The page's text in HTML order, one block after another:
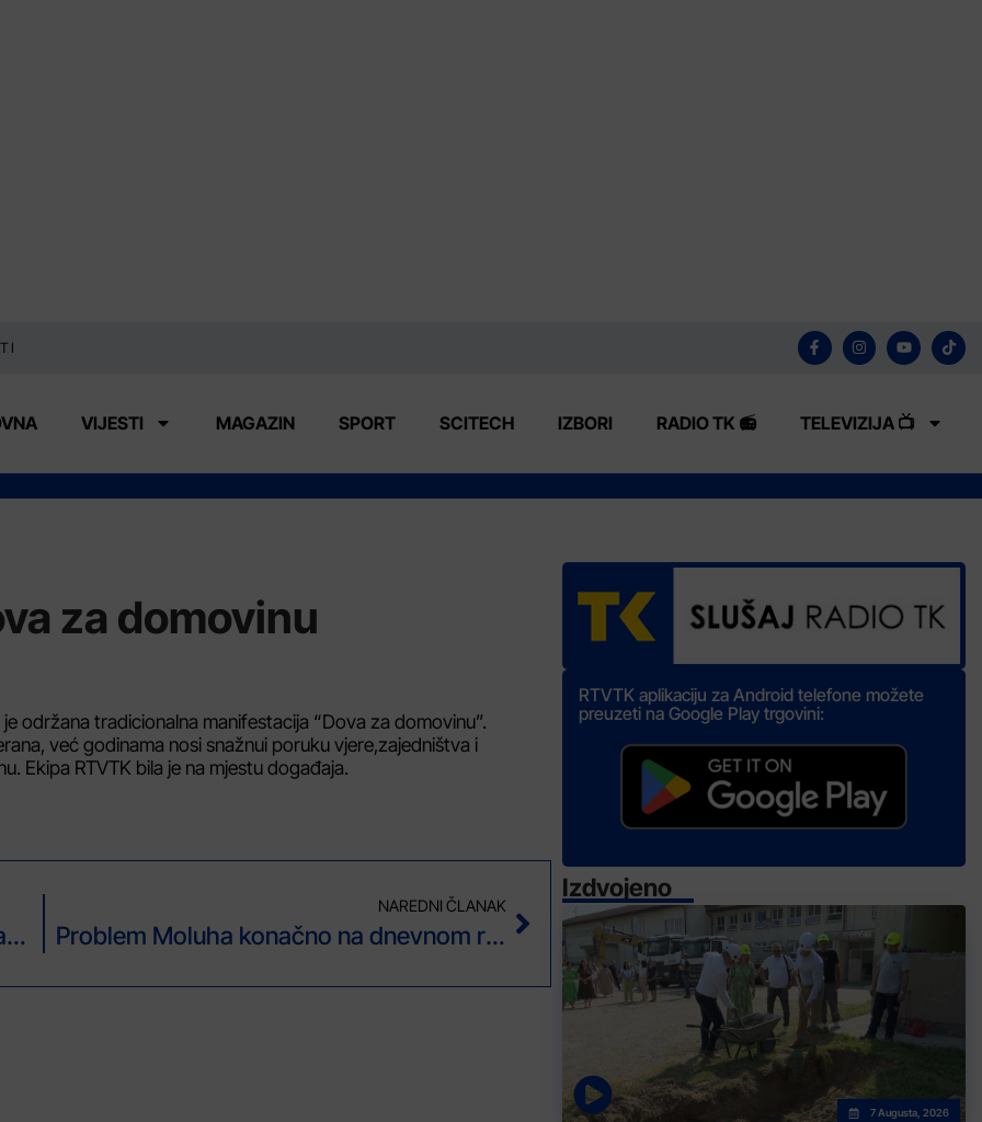
VIJESTI MAGAZIN SPORT SCITECH IZBORI RADIO TK 📻 TELEVIZIJA 📺
za domovinu
održana tradicionalna manifestacija “Dova za domovinu”.
već godinama nosi snažnui poruku vjere,zajedništva i
Ekipa RTVTK bila je na mjestu događaja.
UKC Tuzla: Novi aparati u Zavodu za patologiju Poliklinke za laboratorijsku dijagnostiku
NAREDNI ČLANAK
Problem Moluha konačno na dnevnom redu sjednice GV Tuzla
RTVTK aplikaciju za Android telefone možete
preuzeti na Google Play trgovini:
Izdvojeno
7 Augusta, 2026